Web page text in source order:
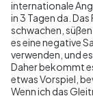
internationale
in 3 Tagen da.
schwachen,
es eine negative
verwenden, und
Daher bekommt
etwas Vorspiel,
Wenn ich das